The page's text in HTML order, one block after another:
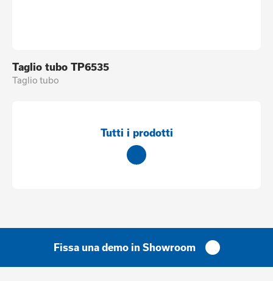
Taglio tubo TP6535
Taglio tubo
Tutti i prodotti
Fissa una demo in Showroom